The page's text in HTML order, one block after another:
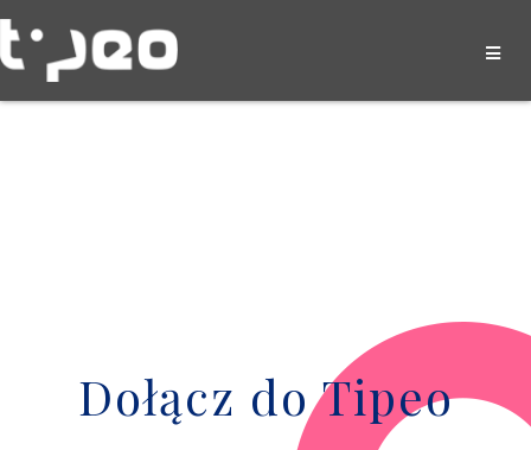
Dołącz do Tipeo